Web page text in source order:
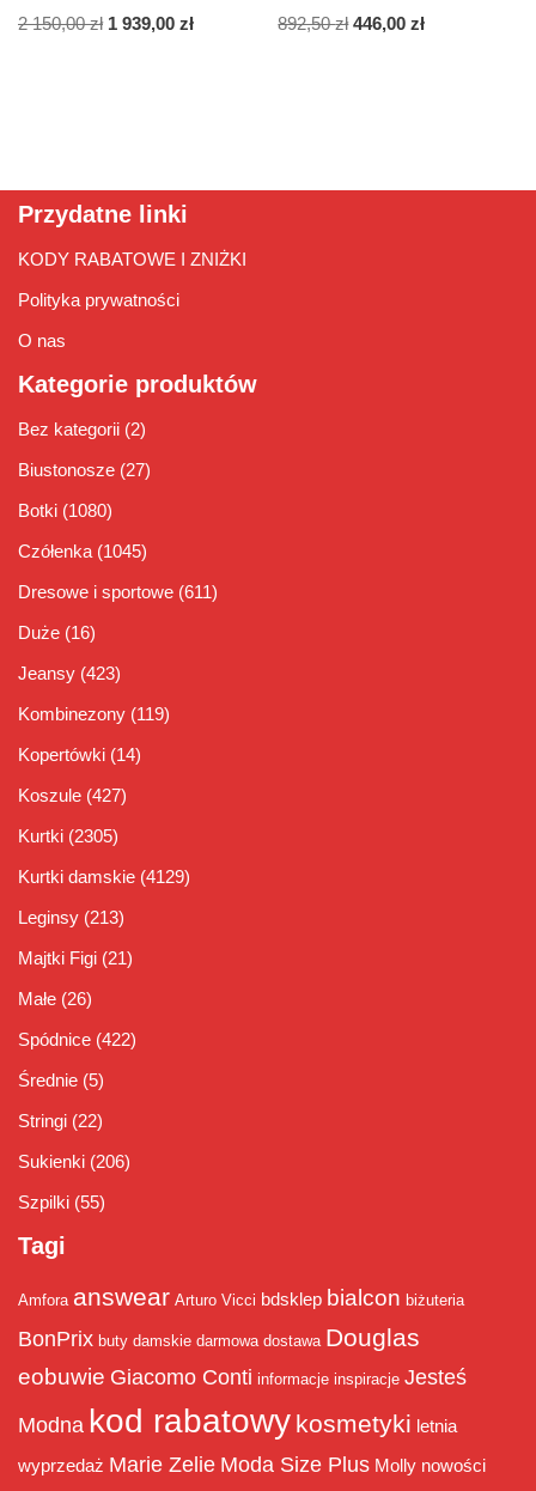
2 150,00zł 1 939,00 zł 892,50zł 446,00zł
Przydatne linki
KODY RABATOWE I ZNIŻKI
Polityka prywatności
O nas
Kategorie produktów
Bez kategorii (2)
Biustonosze (27)
Botki (1080)
Czółenka (1045)
Dresowe i sportowe (611)
Duże (16)
Jeansy (423)
Kombinezony (119)
Kopertówki (14)
Koszule (427)
Kurtki (2305)
Kurtki damskie (4129)
Leginsy (213)
Majtki Figi (21)
Małe (26)
Spódnice (422)
Średnie (5)
Stringi (22)
Sukienki (206)
Szpilki (55)
Tagi
Amfora answear Arturo Vicci bdsklep bialcon biżuteria
BonPrix buty damskie darmowa dostawa Douglas
eobuwie Giacomo Conti informacje inspiracje Jesteś
Modna kod rabatowy kosmetyki letnia
wyprzedaż Marie Zelie Moda Size Plus Molly nowości